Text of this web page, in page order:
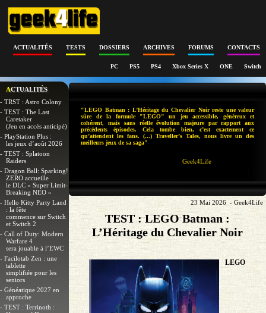
ACTUALITÉS TESTS DOSSIERS ARCHIVES FORUMS CONTACTS
PC PS5 PS4 Xbox Series X ONE Switch
ACTUALITÉS
- TRST : Astro Colony
- TEST : The Last
Caretaker
(Jeu en accès anticipé)
- PlayStation Plus :
les jeux d’août 2026
- TEST : Splatoon
Raiders
- Dragon Ball: Sparking!
ZERO accueille
le DLC « Super Limit-
Breaking NEO »
- Hello Kitty Party Land
: la fête
commence sur Switch
et Switch 2
- Call of Duty: Modern
Warfare 4
sera jouable à l’EWC
- Facilotab Zen : une
tablette
simplifiée pour les
seniors
- Généatique 2027 en
approche
- TEST : Terrinoth :
"LEGO Batman : L’Héritage du Chevalier Noir reste une valeur
sûre de la formule "LEGO" un jeu accessible, généreux et
cohérent, mais sans réelle évolution majeure par rapport aux
précédents épisodes. Cela tombe bien, c’est exactement ce
qu’attendent les fans. (...) Traveller’s Tales, nous livre un des
meilleurs jeux de sa saga"
Geek4Life
23 Mai 2026 - Geek4Life
TEST : LEGO Batman :
L’Héritage du Chevalier Noir
LEGO